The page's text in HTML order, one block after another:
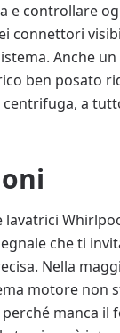
e controllare
connettori
Anche
ben posato
a
lavatrici
che ti
Nella
motore non
manca il